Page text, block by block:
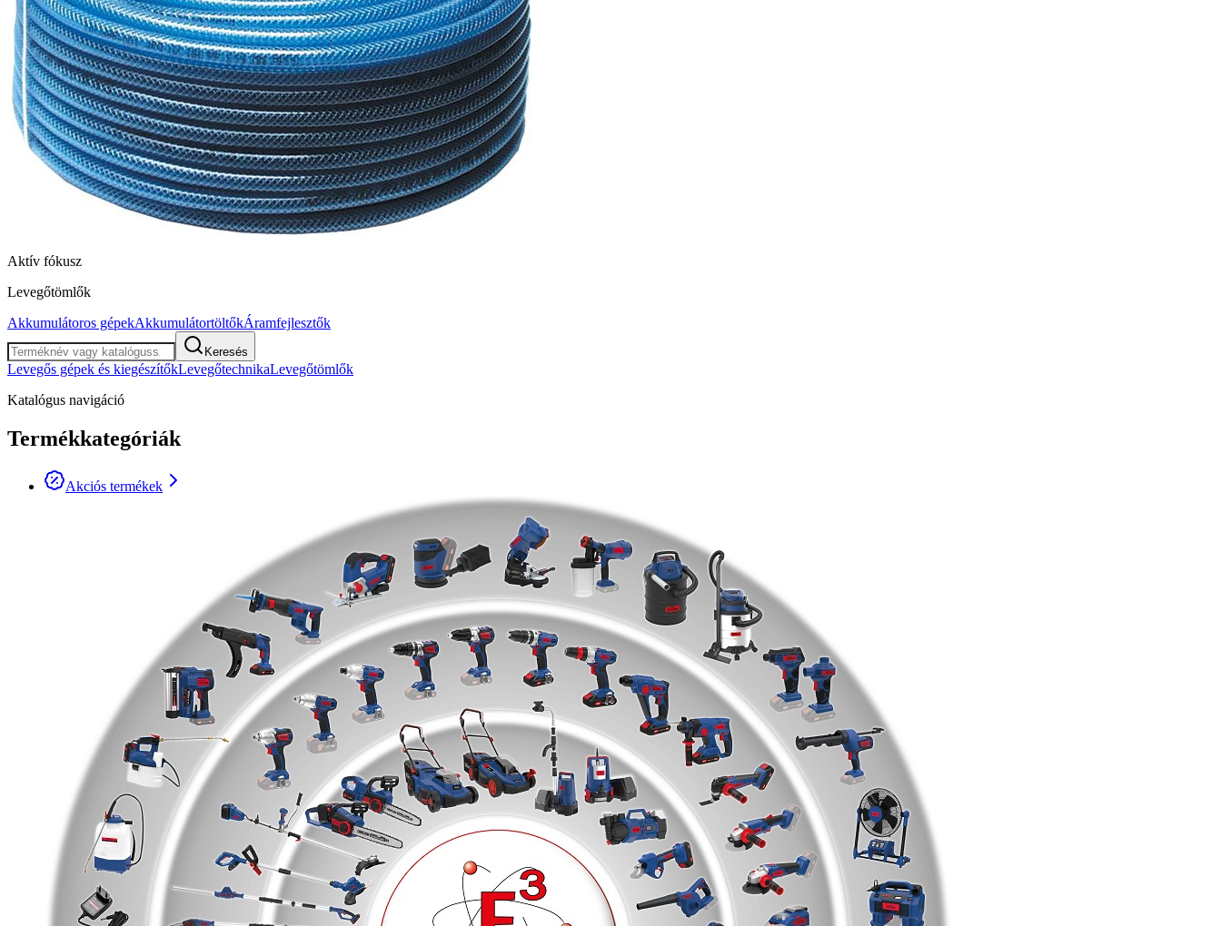
Aktív fókusz
Levegőtömlők
Akkumulátoros gépekAkkumulátortöltőkÁramfejlesztők
Keresés
Levegős gépek és kiegészítőkLevegőtechnikaLevegőtömlők
Katalógus navigáció
Termékkategóriák
Akciós termékek